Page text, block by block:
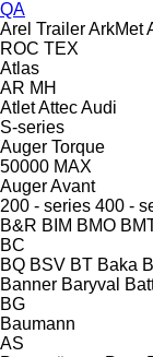
QA
Arel TrailerArkMet
ROC TEX
Atlas
AR MH
AtletAttecAudi
S-series
Auger Torque
50000 MAX
AugerAvant
200 - series 400 -
B&R BIM BMO
BC
BQ BSV BT Baka
Banner Baryval
BG
Baumann
AS